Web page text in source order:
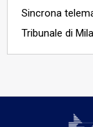
Sincrona
Tribunale di